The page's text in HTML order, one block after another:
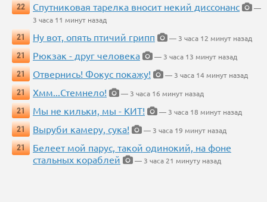
22
Спутниковая тарелка вносит некий диссонанс
—
3 часа 11 минут назад
21
Ну вот, опять птичий грипп
— 3 часа 12 минут назад
21
Рюкзак - друг человека
— 3 часа 13 минут назад
21
Отвернись! Фокус покажу!
— 3 часа 14 минут назад
21
Хмм...Стемнело!
— 3 часа 16 минут назад
21
Мы не кильки, мы - КИТ!
— 3 часа 18 минут назад
21
Выруби камеру, сука!
— 3 часа 19 минут назад
21
Белеет мой парус, такой одинокий, на фоне
стальных кораблей
— 3 часа 21 минуту назад